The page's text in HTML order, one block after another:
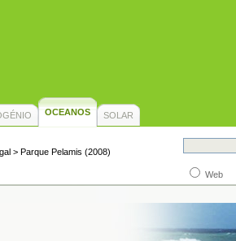
OCEANOS SOLAR
> Parque Pelamis (2008)
Web